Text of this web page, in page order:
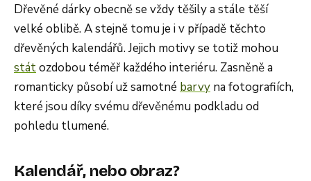
Dřevěné dárky obecně se vždy těšily a stále těší
velké oblibě. A stejně tomu je i v případě těchto
dřevěných kalendářů. Jejich motivy se totiž mohou
státozdobou téměř každého interiéru. Zasněně a
romanticky působí už samotné barvy na fotografiích,
které jsou díky svému dřevěnému podkladu od
pohledu tlumené.
Kalendář, nebo obraz?